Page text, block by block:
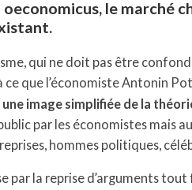
le marché
qui ne doit pas être
ce que l’économiste Antonin
une image simplifiée de la
par les économistes mais
hommes politiques,
par la reprise d’arguments